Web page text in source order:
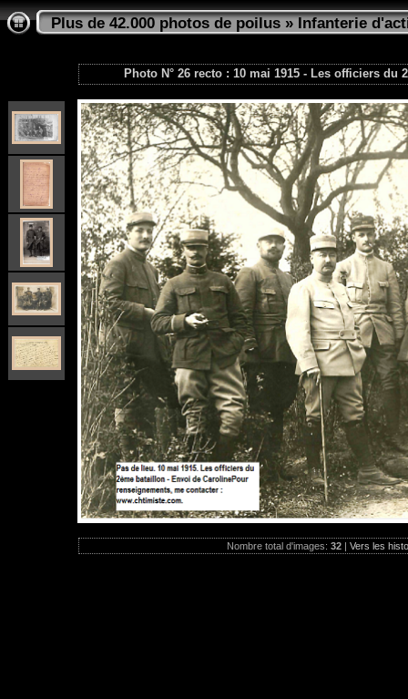
Plus de 42.000 photos de poilus»Infanterie
Photo N° 26 recto : 10 mai 1915 - Les officiers
Nombre total d'images: 32 | Vers les